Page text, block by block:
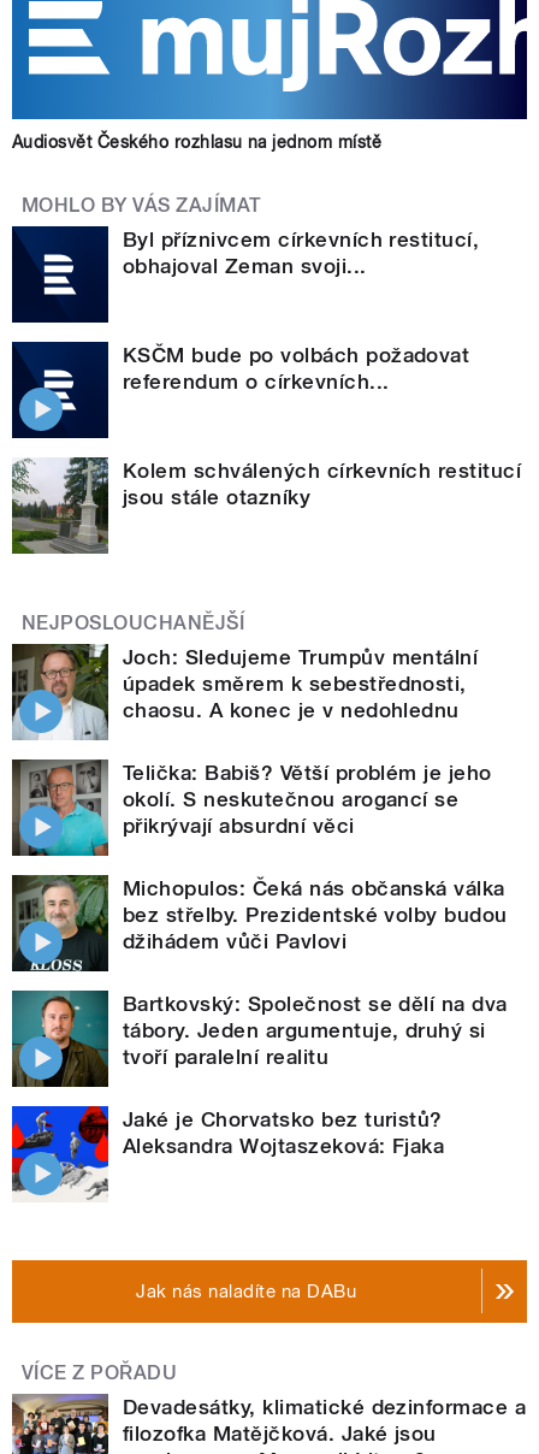
Audiosvět Českého rozhlasu na jednom místě
MOHLO BY VÁS ZAJÍMAT
Byl příznivcem církevních restitucí,
obhajoval Zeman svoji...
KSČM bude po volbách požadovat
referendum o církevních...
Kolem schválených církevních restitucí
jsou stále otazníky
NEJPOSLOUCHANĚJŠÍ
Joch: Sledujeme Trumpův mentální
úpadek směrem k sebestřednosti,
chaosu. A konec je v nedohlednu
Telička: Babiš? Větší problém je jeho
okolí. S neskutečnou arogancí se
přikrývají absurdní věci
Michopulos: Čeká nás občanská válka
bez střelby. Prezidentské volby budou
džihádem vůči Pavlovi
Bartkovský: Společnost se dělí na dva
tábory. Jeden argumentuje, druhý si
tvoří paralelní realitu
Jaké je Chorvatsko bez turistů?
Aleksandra Wojtaszeková: Fjaka
Jak nás naladíte na DABu
VÍCE Z POŘADU
Devadesátky, klimatické dezinformace a
filozofka Matějčková. Jaké jsou